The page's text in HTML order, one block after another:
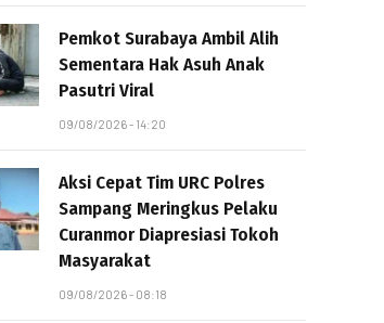
Pemkot Surabaya Ambil Alih
Sementara Hak Asuh Anak
Pasutri Viral
09/08/2026 - 14:20
Aksi Cepat Tim URC Polres
Sampang Meringkus Pelaku
Curanmor Diapresiasi Tokoh
Masyarakat
09/08/2026 - 08:18